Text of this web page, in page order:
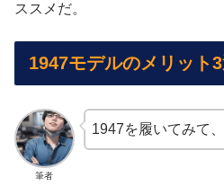
ススメだ。
1947モデルのメリット3
筆者
1947を履いてみて